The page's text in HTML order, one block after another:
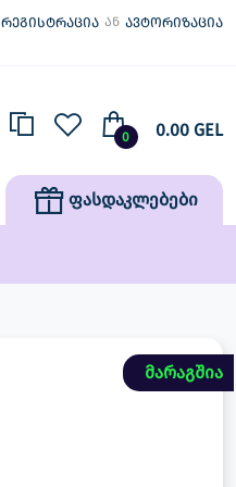
რეგისტრაცია ან ავტორიზაცია
0 0.00 GEL
ფასდაკლებები
მარაგშია